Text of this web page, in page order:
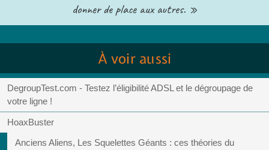
donner de place aux autres. »
À voir aussi
DegroupTest.com - Testez l’éligibilité ADSL et le dégroupage de
votre ligne !
HoaxBuster
Anciens Aliens, Les Squelettes Géants : ces théories du